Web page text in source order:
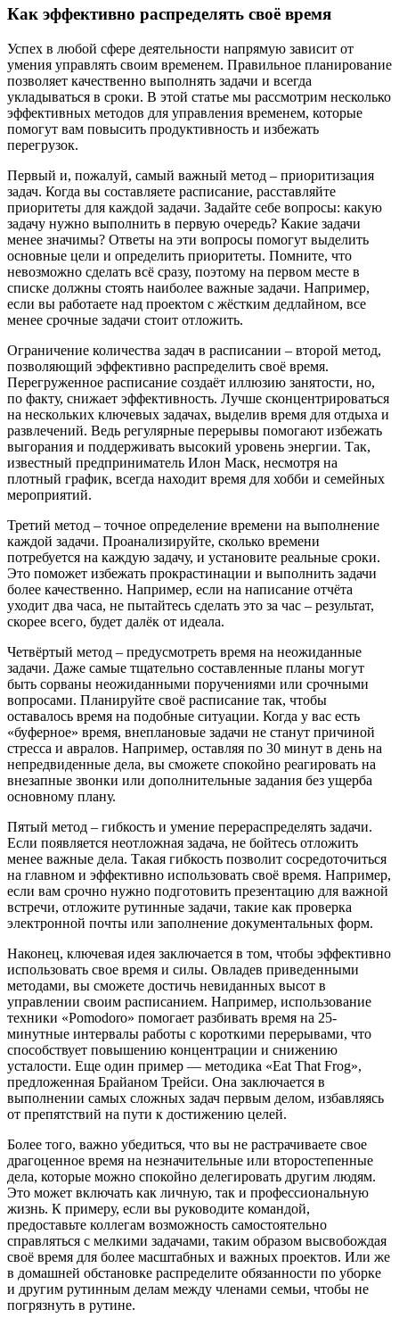
Как эффективно распределять своё время
Успех в любой сфере деятельности напрямую зависит от
умения управлять своим временем. Правильное планирование
позволяет качественно выполнять задачи и всегда
укладываться в сроки. В этой статье мы рассмотрим несколько
эффективных методов для управления временем, которые
помогут вам повысить продуктивность и избежать
перегрузок.
Первый и, пожалуй, самый важный метод – приоритизация
задач. Когда вы составляете расписание, расставляйте
приоритеты для каждой задачи. Задайте себе вопросы: какую
задачу нужно выполнить в первую очередь? Какие задачи
менее значимы? Ответы на эти вопросы помогут выделить
основные цели и определить приоритеты. Помните, что
невозможно сделать всё сразу, поэтому на первом месте в
списке должны стоять наиболее важные задачи. Например,
если вы работаете над проектом с жёстким дедлайном, все
менее срочные задачи стоит отложить.
Ограничение количества задач в расписании – второй метод,
позволяющий эффективно распределить своё время.
Перегруженное расписание создаёт иллюзию занятости, но,
по факту, снижает эффективность. Лучше сконцентрироваться
на нескольких ключевых задачах, выделив время для отдыха и
развлечений. Ведь регулярные перерывы помогают избежать
выгорания и поддерживать высокий уровень энергии. Так,
известный предприниматель Илон Маск, несмотря на
плотный график, всегда находит время для хобби и семейных
мероприятий.
Третий метод – точное определение времени на выполнение
каждой задачи. Проанализируйте, сколько времени
потребуется на каждую задачу, и установите реальные сроки.
Это поможет избежать прокрастинации и выполнить задачи
более качественно. Например, если на написание отчёта
уходит два часа, не пытайтесь сделать это за час – результат,
скорее всего, будет далёк от идеала.
Четвёртый метод – предусмотреть время на неожиданные
задачи. Даже самые тщательно составленные планы могут
быть сорваны неожиданными поручениями или срочными
вопросами. Планируйте своё расписание так, чтобы
оставалось время на подобные ситуации. Когда у вас есть
«буферное» время, внеплановые задачи не станут причиной
стресса и авралов. Например, оставляя по 30 минут в день на
непредвиденные дела, вы сможете спокойно реагировать на
внезапные звонки или дополнительные задания без ущерба
основному плану.
Пятый метод – гибкость и умение перераспределять задачи.
Если появляется неотложная задача, не бойтесь отложить
менее важные дела. Такая гибкость позволит сосредоточиться
на главном и эффективно использовать своё время. Например,
если вам срочно нужно подготовить презентацию для важной
встречи, отложите рутинные задачи, такие как проверка
электронной почты или заполнение документальных форм.
Наконец, ключевая идея заключается в том, чтобы эффективно
использовать свое время и силы. Овладев приведенными
методами, вы сможете достичь невиданных высот в
управлении своим расписанием. Например, использование
техники «Pomodoro» помогает разбивать время на 25-
минутные интервалы работы с короткими перерывами, что
способствует повышению концентрации и снижению
усталости. Еще один пример — методика «Eat That Frog»,
предложенная Брайаном Трейси. Она заключается в
выполнении самых сложных задач первым делом, избавляясь
от препятствий на пути к достижению целей.
Более того, важно убедиться, что вы не растрачиваете свое
драгоценное время на незначительные или второстепенные
дела, которые можно спокойно делегировать другим людям.
Это может включать как личную, так и профессиональную
жизнь. К примеру, если вы руководите командой,
предоставьте коллегам возможность самостоятельно
справляться с мелкими задачами, таким образом высвобождая
своё время для более масштабных и важных проектов. Или же
в домашней обстановке распределите обязанности по уборке
и другим рутинным делам между членами семьи, чтобы не
погрязнуть в рутине.